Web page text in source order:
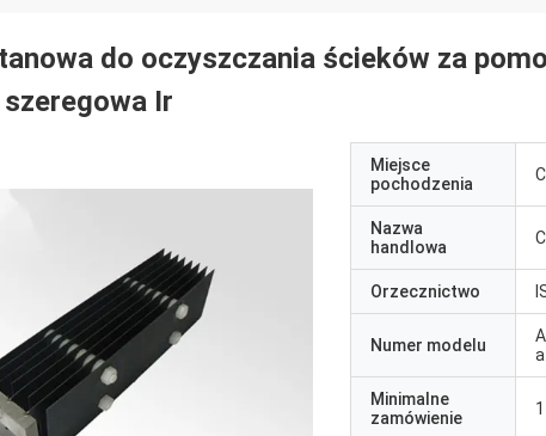
do oczyszczania ścieków za
szeregowa Ir
Miejsce
pochodzenia
Nazwa
handlowa
Orzecznictwo
Numer modelu
Minimalne
zamówienie